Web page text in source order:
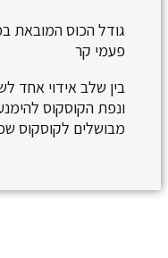
גודל הכוס המובאת
פעמי קר
בין שלב אידוי אחד
ונפת הקוסקוס
מבושלים לקוסקוס